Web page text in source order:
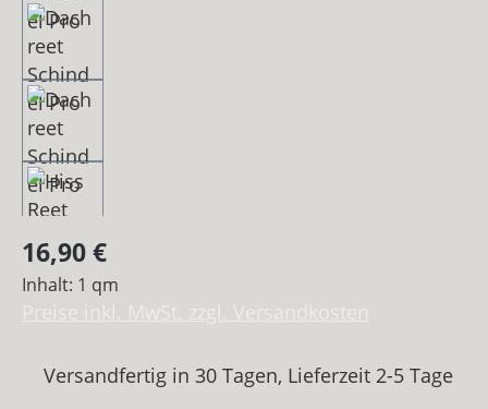
Regulärer Preis:
16,90 €
Inhalt: 1 qm
Preise inkl. MwSt. zzgl. Versandkosten
Versandfertig in 30 Tagen, Lieferzeit 2-5 Tage